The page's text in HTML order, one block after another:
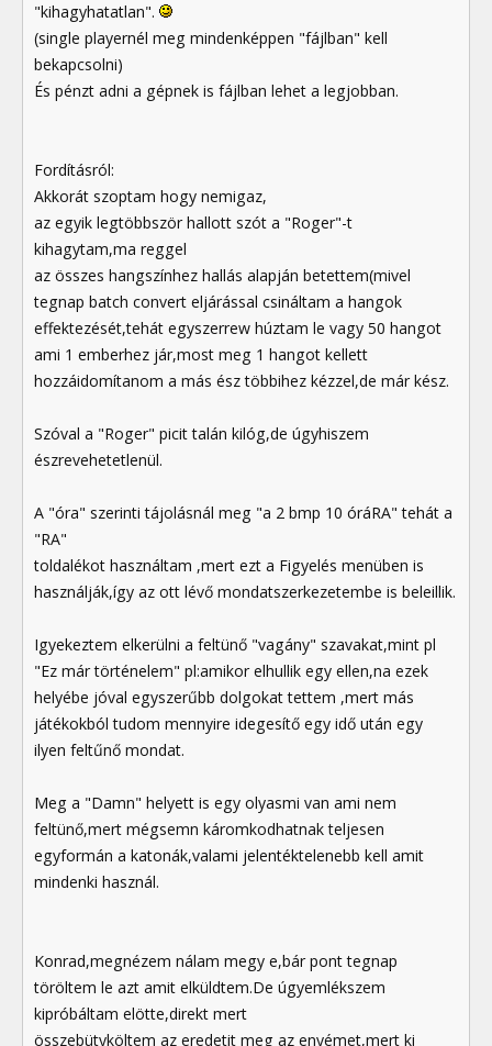
"kihagyhatatlan".
(single playernél meg mindenképpen "fájlban" kell
bekapcsolni)
És pénzt adni a gépnek is fájlban lehet a legjobban.
Fordításról:
Akkorát szoptam hogy nemigaz,
az egyik legtöbbször hallott szót a "Roger"-t
kihagytam,ma reggel
az összes hangszínhez hallás alapján betettem(mivel
tegnap batch convert eljárással csináltam a hangok
effektezését,tehát egyszerrew húztam le vagy 50 hangot
ami 1 emberhez jár,most meg 1 hangot kellett
hozzáidomítanom a más ész többihez kézzel,de már kész.
Szóval a "Roger" picit talán kilóg,de úgyhiszem
észrevehetetlenül.
A "óra" szerinti tájolásnál meg "a 2 bmp 10 óráRA" tehát a
"RA"
toldalékot használtam ,mert ezt a Figyelés menüben is
használják,így az ott lévő mondatszerkezetembe is beleillik.
Igyekeztem elkerülni a feltünő "vagány" szavakat,mint pl
"Ez már történelem" pl:amikor elhullik egy ellen,na ezek
helyébe jóval egyszerűbb dolgokat tettem ,mert más
játékokból tudom mennyire idegesítő egy idő után egy
ilyen feltűnő mondat.
Meg a "Damn" helyett is egy olyasmi van ami nem
feltünő,mert mégsemn káromkodhatnak teljesen
egyformán a katonák,valami jelentéktelenebb kell amit
mindenki használ.
Konrad,megnézem nálam megy e,bár pont tegnap
töröltem le azt amit elküldtem.De úgyemlékszem
kipróbáltam elötte,direkt mert
összebütyköltem az eredetit meg az enyémet,mert ki